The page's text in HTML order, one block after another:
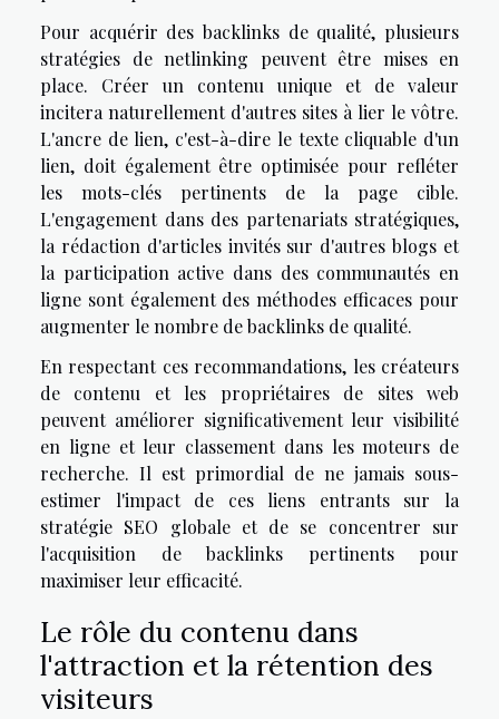
Pour acquérir des backlinks de qualité, plusieurs
stratégies de netlinking peuvent être mises en
place. Créer un contenu unique et de valeur
incitera naturellement d'autres sites à lier le vôtre.
L'ancre de lien, c'est-à-dire le texte cliquable d'un
lien, doit également être optimisée pour refléter
les mots-clés pertinents de la page cible.
L'engagement dans des partenariats stratégiques,
la rédaction d'articles invités sur d'autres blogs et
la participation active dans des communautés en
ligne sont également des méthodes efficaces pour
augmenter le nombre de backlinks de qualité.
En respectant ces recommandations, les créateurs
de contenu et les propriétaires de sites web
peuvent améliorer significativement leur visibilité
en ligne et leur classement dans les moteurs de
recherche. Il est primordial de ne jamais sous-
estimer l'impact de ces liens entrants sur la
stratégie SEO globale et de se concentrer sur
l'acquisition de backlinks pertinents pour
maximiser leur efficacité.
Le rôle du contenu dans
l'attraction et la rétention des
visiteurs